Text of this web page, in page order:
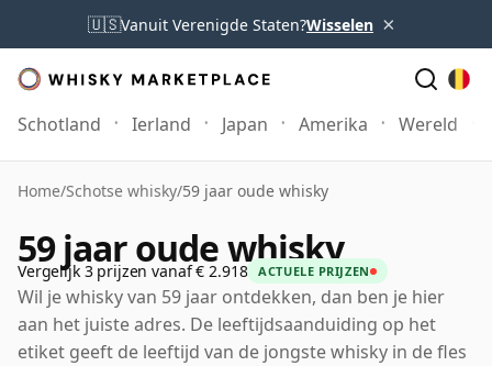
🇺🇸Vanuit Verenigde Staten?Wisselen ×
Schotland Ierland Japan Amerika Wereld
Home/Schotse whisky/59 jaar oude whisky
59 jaar oude whisky
Vergelijk 3 prijzen vanaf € 2.918 ACTUELE PRIJZEN
Wil je whisky van 59 jaar ontdekken, dan ben je hier
aan het juiste adres. De leeftijdsaanduiding op het
etiket geeft de leeftijd van de jongste whisky in de fles